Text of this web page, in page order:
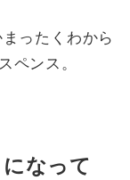
ったくわから
ペンス。
なって